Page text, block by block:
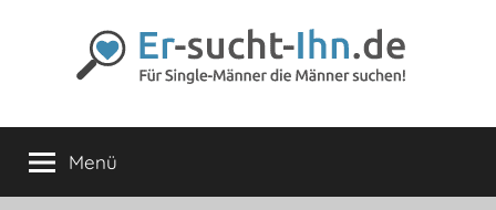
Er-
sucht-
die
Männer
Menü